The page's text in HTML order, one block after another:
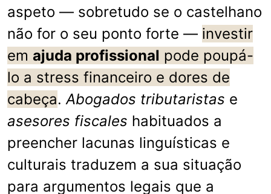
aspeto — sobretudo se o castelhano
não for o seu ponto forte — investir
em ajuda profissional pode poupá-
lo a stress financeiro e dores de
cabeça.Abogados tributaristas e
asesores fiscales habituados a
preencher lacunas linguísticas e
culturais traduzem a sua situação
para argumentos legais que a